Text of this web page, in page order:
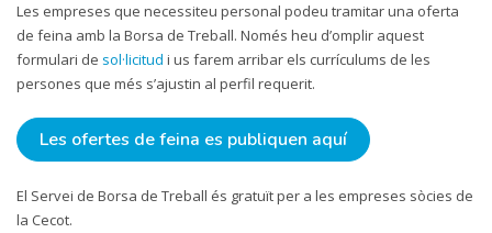
Les empreses que necessiteu personal podeu tramitar una oferta
de feina amb la Borsa de Treball. Només heu d’omplir aquest
formulari de sol·licitud i us farem arribar els currículums de les
persones que més s’ajustin al perfil requerit.
Les ofertes de feina es publiquen aquí
El Servei de Borsa de Treball és gratuït per a les empreses sòcies de
la Cecot.